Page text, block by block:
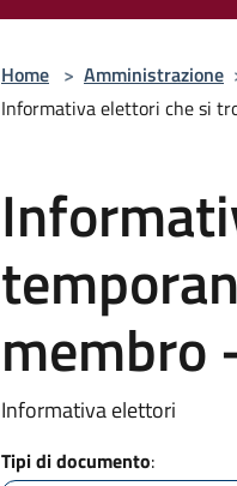
Home > Amministrazione
Informativa elettori che si
membro
Informativa elettori
Tipi di documento: